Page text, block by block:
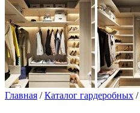
Главная /Каталог гардеробных /